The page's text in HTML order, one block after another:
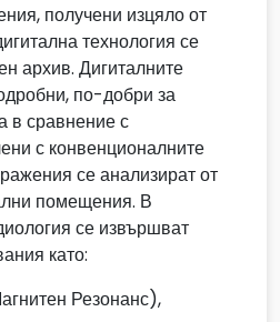
получени изцяло от
технология се
архив. Дигиталните
по-добри за
в сравнение с
с конвенционалните
се анализират от
помещения. В
се извършват
като:
Резонанс),